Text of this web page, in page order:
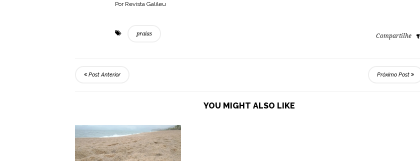
Por Revista Galileu
praias Compartilhe
Post Anterior Próximo Post
YOU MIGHT ALSO LIKE